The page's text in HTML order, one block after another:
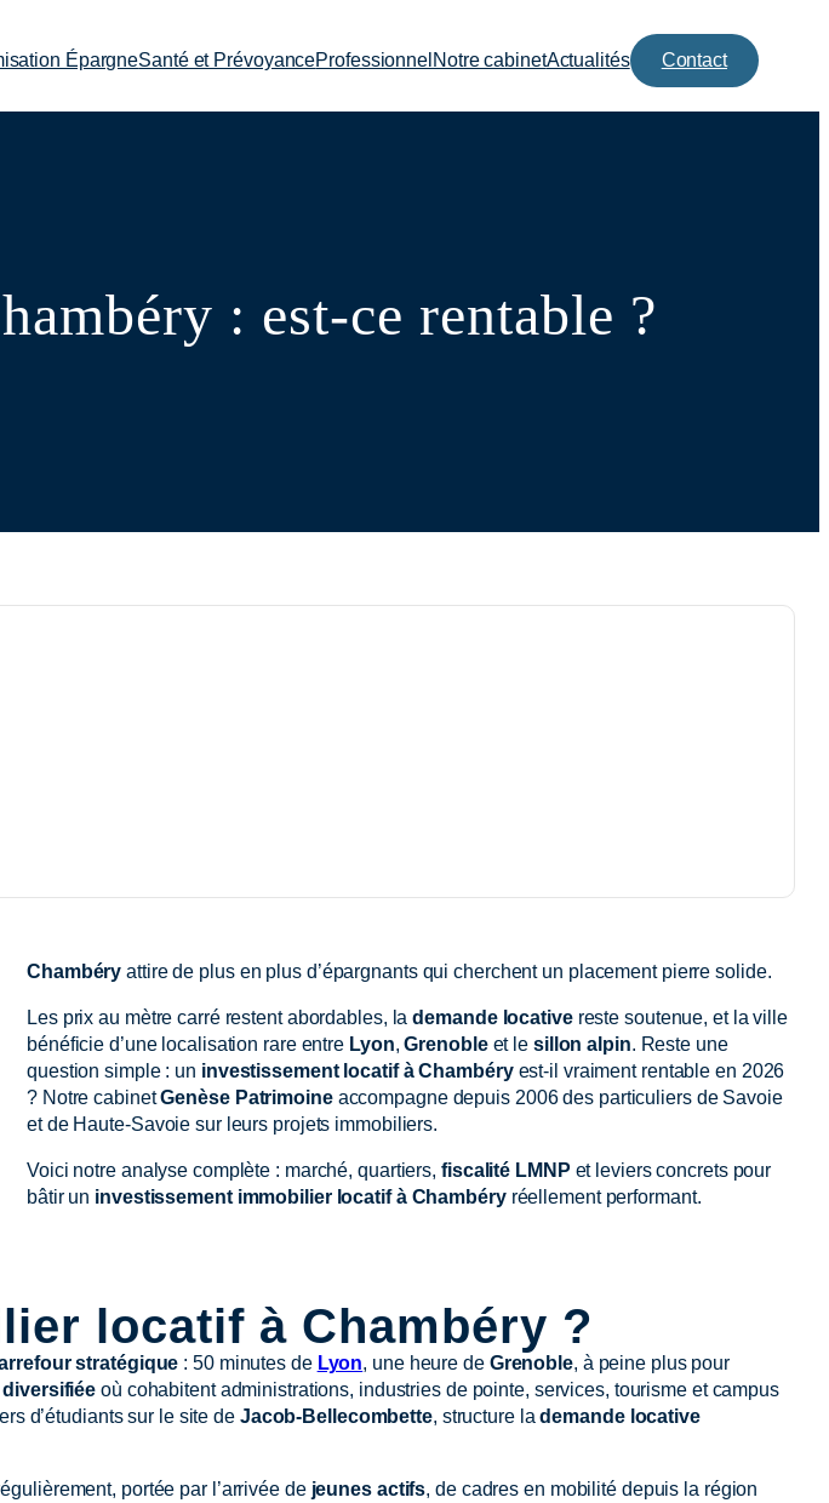
ÉpargneSanté et PrévoyanceProfessionnel Notre cabinetActualités Contact
: est-ce rentable ?
Chambéry attire de plus en plus d’épargnants qui cherchent un placement pierre solide.
Les prix au mètre carré restent abordables, lademande locativereste soutenue, et la ville
bénéficie d’une localisation rare entre Lyon,Grenobleet le sillon alpin. Reste une
question simple : un investissement locatif à Chambéryest-il vraiment rentable en 2026
? Notre cabinetGenèse Patrimoineaccompagne depuis 2006 des particuliers de Savoie
et de Haute-Savoie sur leurs projets immobiliers.
Voici notre analyse complète : marché, quartiers, fiscalité LMNP et leviers concrets pour
bâtir un investissement immobilier locatif à Chambéryréellement performant.
locatif à Chambéry ?
stratégique : 50 minutes de Lyon, une heure de Grenoble, à peine plus pour
où cohabitent administrations, industries de pointe, services, tourisme et campus
d’étudiants sur le site de Jacob-Bellecombette, structure lademande locative
portée par l’arrivée de jeunes actifs, de cadres en mobilité depuis la région